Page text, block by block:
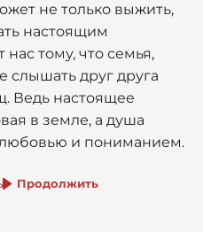
не только выжить,
настоящим
тому, что семья,
друг друга
Ведь настоящее
в земле, а душа
и пониманием.
Продолжить